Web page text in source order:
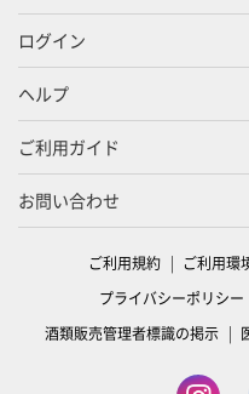
ログイン
ヘルプ
ご利用ガイド
お問い合わせ
ご利用規約 ご利用環
プライバシーポリシー
酒類販売管理者標識の掲示